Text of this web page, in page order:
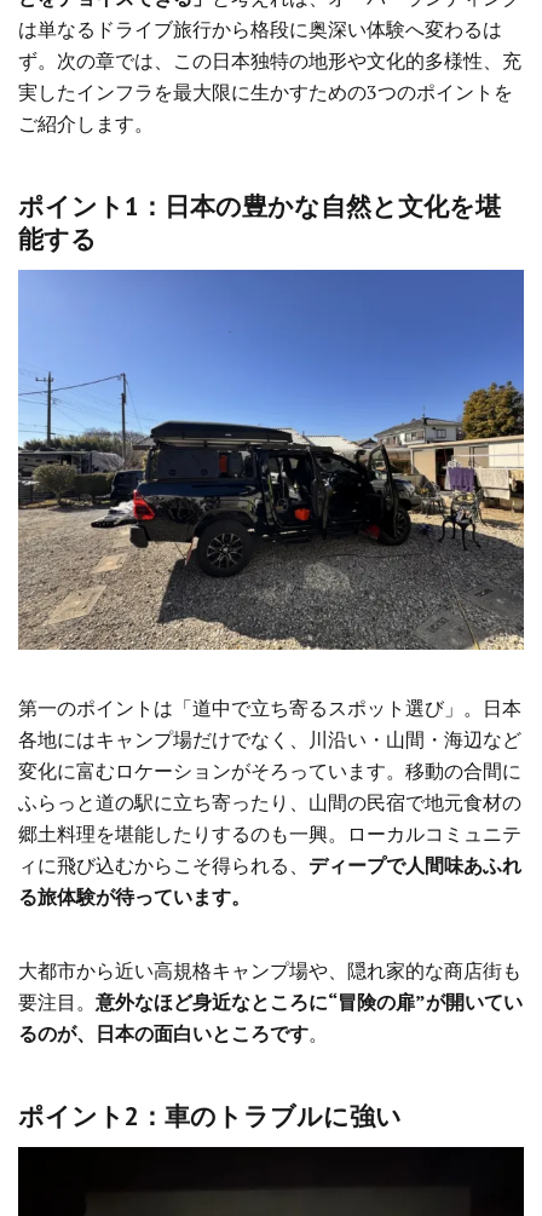
は単なるドライブ旅行から格段に奥深い体験へ変わるは
ず。次の章では、この日本独特の地形や文化的多様性、充
実したインフラを最大限に生かすための3つのポイントを
ご紹介します。
ポイント1：日本の豊かな自然と文化を堪
能する
第一のポイントは「道中で立ち寄るスポット選び」。日本
各地にはキャンプ場だけでなく、川沿い・山間・海辺など
変化に富むロケーションがそろっています。移動の合間に
ふらっと道の駅に立ち寄ったり、山間の民宿で地元食材の
郷土料理を堪能したりするのも一興。ローカルコミュニテ
ィに飛び込むからこそ得られる、 ディープで人間味あふれ
る旅体験が待っています。
大都市から近い高規格キャンプ場や、隠れ家的な商店街も
要注目。 意外なほど身近なところに“冒険の扉”が開いてい
るのが、日本の面白いところです。
ポイント2：車のトラブルに強い